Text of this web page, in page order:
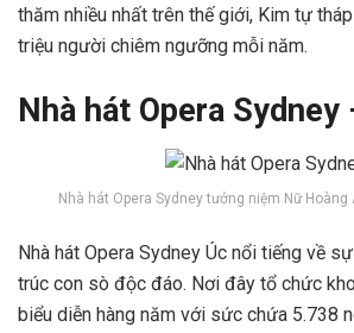
thăm nhiều nhất trên thế giới, Kim tự
triệu người chiêm ngưỡng mỗi năm.
Nhà hát Opera Sydney
Nhà hát Opera Sydney tưởng niệm Nữ Hoàng
Nhà hát Opera Sydney Úc nổi tiếng về
trúc con sò độc đáo. Nơi đây tổ chức
biểu diễn hàng năm với sức chứa 5.738